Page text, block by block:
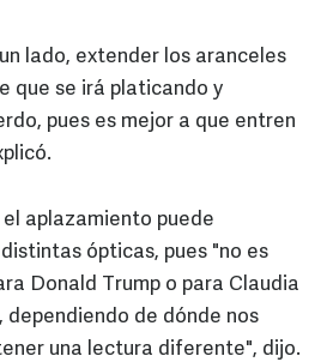
lado, extender los aranceles
que se irá platicando y
pues es mejor a que entren
aplazamiento puede
ópticas, pues "no es
Donald Trump o para Claudia
dependiendo de dónde nos
una lectura diferente", dijo.